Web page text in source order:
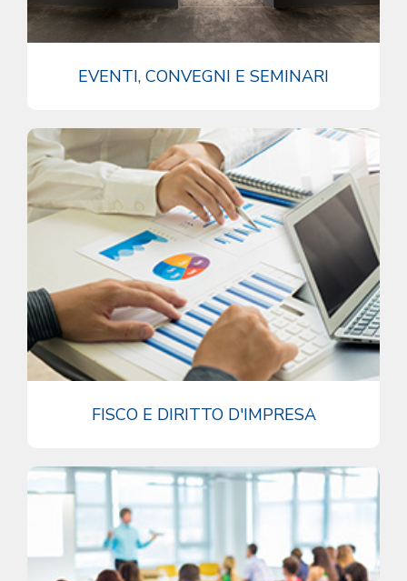
EVENTI, CONVEGNI E SEMINARI
FISCO E DIRITTO D'IMPRESA